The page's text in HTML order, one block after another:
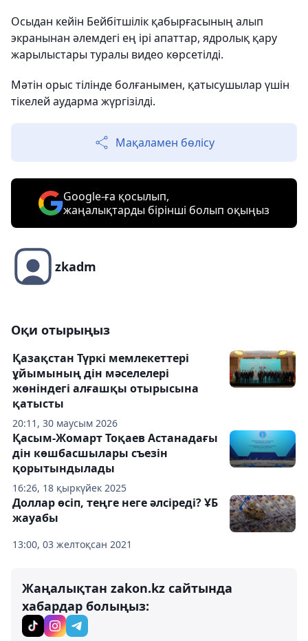
Осыдан кейін Бейбітшілік қабырғасының алып
экранынан әлемдегі ең ірі апаттар, ядролық қару
жарылыстары туралы видео көрсетілді.
Мәтін орыс тілінде болғанымен, қатысушылар үшін
тікелей аударма жүргізілді.
Мақаламен бөлісу
Google-ға қосылып,
жаңалықтарды бірінші болып оқыңыз
zkadm
Оқи отырыңыз
20:11, 30 маусым 2026
Қазақстан Түркі мемлекеттері
ұйымының дін мәселелері
жөніндегі алғашқы отырысына
қатысты
16:26, 18 қыркүйек 2025
Қасым-Жомарт Тоқаев Астанадағы
дін көшбасшылары съезін
қорытындылады
13:00, 03 желтоқсан 2021
Доллар өсіп, теңге неге әлсіреді? ҰБ
жауабы
Жаңалықтан zakon.kz сайтында
хабардар болыңыз: